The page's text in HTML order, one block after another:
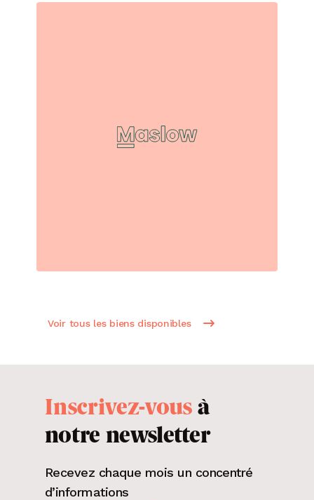
Voir tous les biens disponibles
Inscrivez-vous à
notre newsletter
Recevez chaque mois un concentré
d’informations